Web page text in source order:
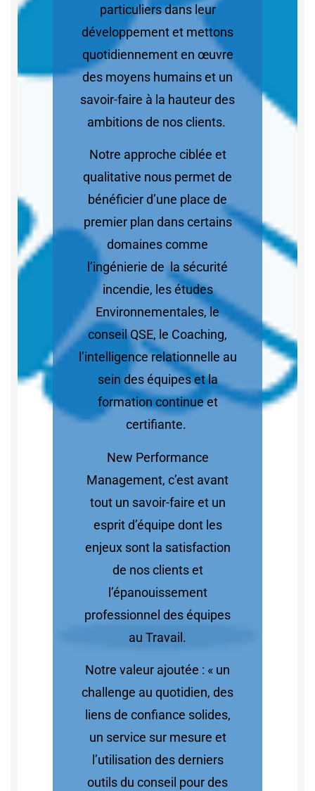
particuliers dans leur
développement et mettons
quotidiennement en œuvre
des moyens humains et un
savoir-faire à la hauteur des
ambitions de nos clients.
Notre approche ciblée et
qualitative nous permet de
bénéficier d’une place de
premier plan dans certains
domaines comme
l’ingénierie de la sécurité
incendie, les études
Environnementales, le
conseil QSE, le Coaching,
l’intelligence relationnelle au
sein des équipes et la
formation continue et
certifiante.
New Performance
Management, c’est avant
tout un savoir-faire et un
esprit d’équipe dont les
enjeux sont la satisfaction
de nos clients et
l’épanouissement
professionnel des équipes
au Travail.
Notre valeur ajoutée : « un
challenge au quotidien, des
liens de confiance solides,
un service sur mesure et
l’utilisation des derniers
outils du conseil pour des